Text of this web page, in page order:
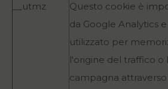
__utmz
Questo cookie è
da Google Analytics
utilizzato per
l'origine del traffico o
campagna attraverso